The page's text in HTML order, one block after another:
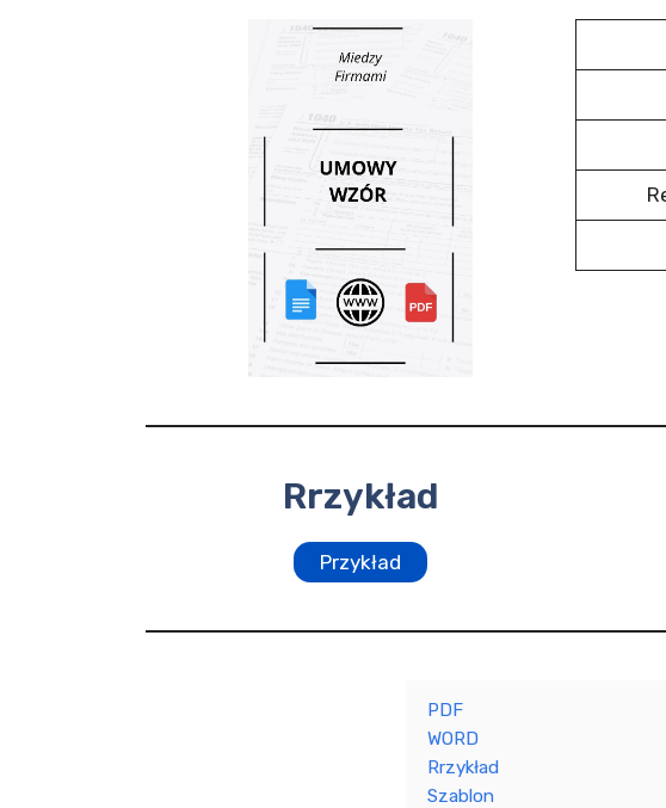
Rrzykład
Przykład
PDF
WORD
Rrzykład
Szablon